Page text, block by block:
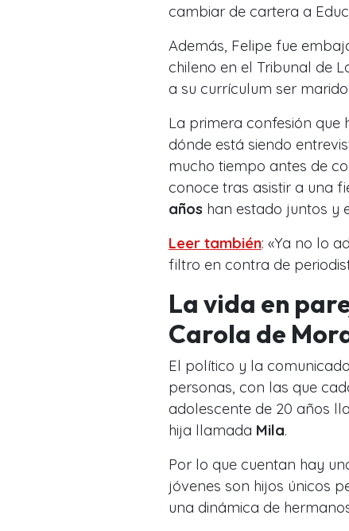
cambiar de cartera a
Además, Felipe fue
chileno en el Tribunal de
a su currículum ser
La primera confesión que
dónde está siendo
mucho tiempo antes de
conoce tras asistir a una
años han estado juntos y
Leer también: «Ya no lo
filtro en contra de
La vida en
Carola de
El político y la
personas, con las que
adolescente de 20 años
hija llamada Mila.
Por lo que cuentan hay
jóvenes son hijos únicos
una dinámica de